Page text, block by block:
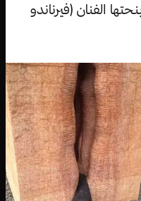
الفنان (فيرناندو